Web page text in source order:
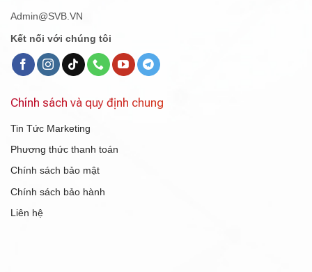
Admin@SVB.VN
Kết nối với chúng tôi
Chính sách và quy định chung
Tin Tức Marketing
Phương thức thanh toán
Chính sách bảo mật
Chính sách bảo hành
Liên hệ